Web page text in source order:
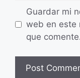
Guardar mi
web en este
que